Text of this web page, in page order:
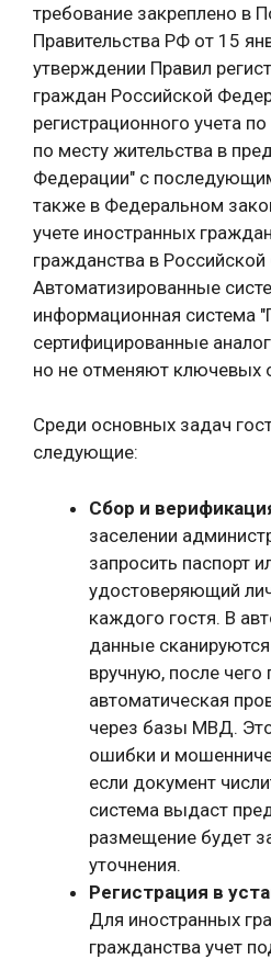
требование закреплено в
Правительства РФ от 15
утверждении Правил
граждан Российской
регистрационного учета
по месту жительства в
Федерации" с
также в Федеральном
учете иностранных
гражданства в
Автоматизированные
информационная система
сертифицированные
но не отменяют ключевых
Среди основных задач
следующие:
Сбор и
заселении
запросить паспорт
удостоверяющий
каждого гостя. В
данные
вручную, после чего
автоматическая
через базы МВД.
ошибки и
если документ
система выдаст
размещение будет
уточнения.
Регистрация в
Для иностранных
гражданства учет